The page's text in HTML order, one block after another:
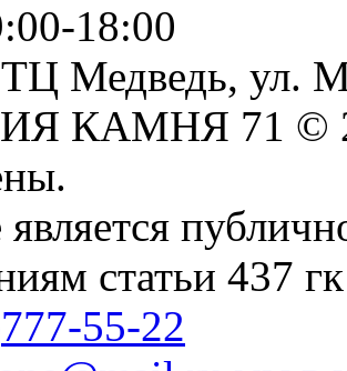
18:00
ТЦ Медведь, ул.
КАМНЯ 71 ©
статьи 437
55-22